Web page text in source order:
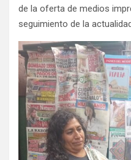
de la oferta de medios
seguimiento de la